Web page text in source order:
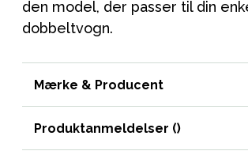
den model, der passer til din
dobbeltvogn.
Mærke & Producent
Produktanmeldelser ()